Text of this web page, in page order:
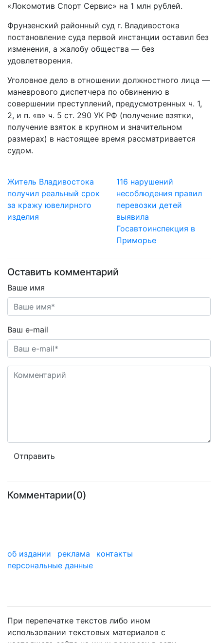
«Локомотив Спорт Сервис» на 1 млн рублей.
Фрунзенский районный суд г. Владивостока
постановление суда первой инстанции оставил без
изменения, а жалобу общества — без
удовлетворения.
Уголовное дело в отношении должностного лица —
маневрового диспетчера по обвинению в
совершении преступлений, предусмотренных ч. 1,
2, и п. «в» ч. 5 ст. 290 УК РФ (получение взятки,
получение взяток в крупном и значительном
размерах) в настоящее время рассматривается
судом.
Житель Владивостока
получил реальный срок
за кражу ювелирного
изделия
116 нарушений
несоблюдения правил
перевозки детей
выявила
Госавтоинспекция в
Приморье
Оставить комментарий
Ваше имя
Ваш e-mail
Комментарии(0)
об издании реклама
контакты
персональные данные
При перепечатке текстов либо ином
использовании текстовых материалов с